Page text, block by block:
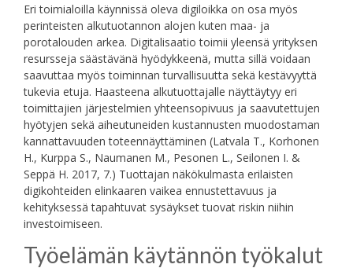
Eri toimialoilla käynnissä oleva digiloikka on osa myös
perinteisten alkutuotannon alojen kuten maa- ja
porotalouden arkea. Digitalisaatio toimii yleensä yrityksen
resursseja säästävänä hyödykkeenä, mutta sillä voidaan
saavuttaa myös toiminnan turvallisuutta sekä kestävyyttä
tukevia etuja. Haasteena alkutuottajalle näyttäytyy eri
toimittajien järjestelmien yhteensopivuus ja saavutettujen
hyötyjen sekä aiheutuneiden kustannusten muodostaman
kannattavuuden toteennäyttäminen (Latvala T., Korhonen
H., Kurppa S., Naumanen M., Pesonen L., Seilonen I. &
Seppä H. 2017, 7.) Tuottajan näkökulmasta erilaisten
digikohteiden elinkaaren vaikea ennustettavuus ja
kehityksessä tapahtuvat sysäykset tuovat riskin niihin
investoimiseen.
Työelämän käytännön työkalut